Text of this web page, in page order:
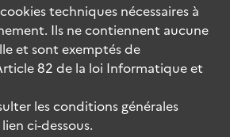
cookiestechniques nécessaires à
Ils ne contiennent aucune
et sont exemptés de
82 de la loi Informatique et
les conditions générales
ci-dessous.